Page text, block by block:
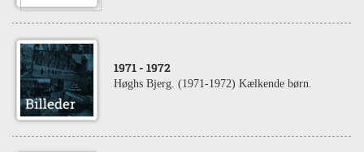
1971 - 1972
Høghs Bjerg. (1971-1972) Kælkende børn.